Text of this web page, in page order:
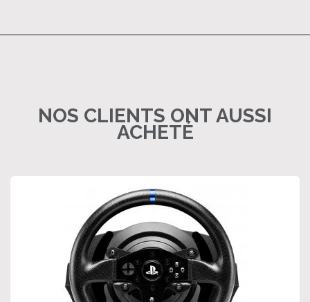
NOS CLIENTS ONT AUSSI
ACHETÉ